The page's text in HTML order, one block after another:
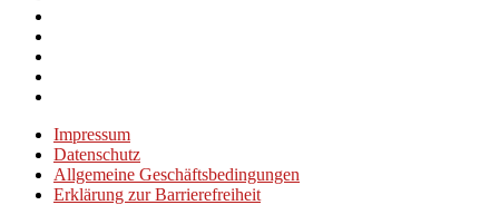
Impressum
Datenschutz
Allgemeine Geschäftsbedingungen
Erklärung zur Barrierefreiheit